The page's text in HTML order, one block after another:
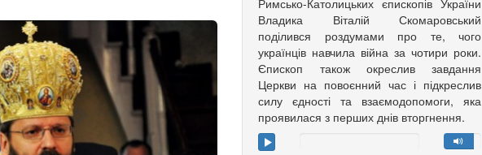
Владика Віталій Скомаровський
поділився роздумами про те, чого
українців навчила війна за чотири роки.
Єпископ також окреслив завдання
Церкви на повоєнний час і підкреслив
силу єдності та взаємодопомоги, яка
проявилася з перших днів вторгнення.